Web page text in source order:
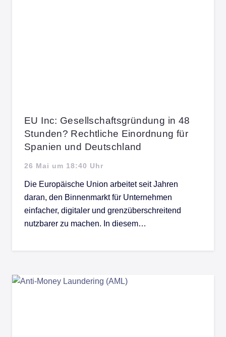
EU Inc: Gesellschaftsgründung in 48
Stunden? Rechtliche Einordnung für
Spanien und Deutschland
26 Mai um 18:40 Uhr
Die Europäische Union arbeitet seit Jahren
daran, den Binnenmarkt für Unternehmen
einfacher, digitaler und grenzüberschreitend
nutzbarer zu machen. In diesem…